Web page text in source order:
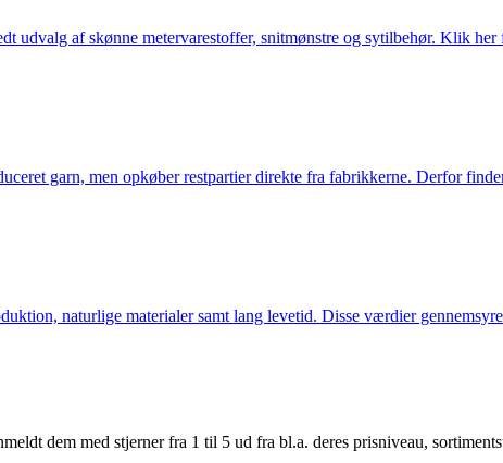
udvalg af skønne metervarestoffer, snitmønstre og sytilbehør. Klik her
garn, men opkøber restpartier direkte fra fabrikkerne. Derfor
naturlige materialer samt lang levetid. Disse værdier
dem med stjerner fra 1 til 5 ud fra bl.a. deres prisniveau,